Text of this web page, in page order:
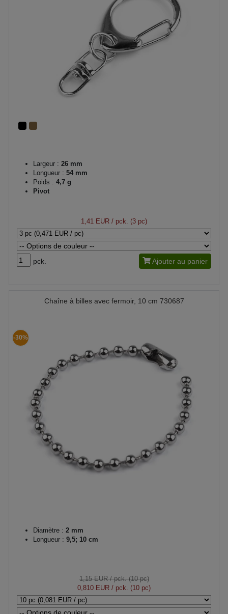
Largeur : 26 mm
Longueur : 54 mm
Poids : 4,7 g
Pivot
1,41 EUR / pck. (3 pc)
pck. Ajouter au panier
Chaîne à billes avec fermoir, 10 cm 730687
-30%
Diamètre : 2 mm
Longueur : 9,5; 10 cm
1,15 EUR/ pck. (10 pc)
0,810 EUR / pck. (10 pc)